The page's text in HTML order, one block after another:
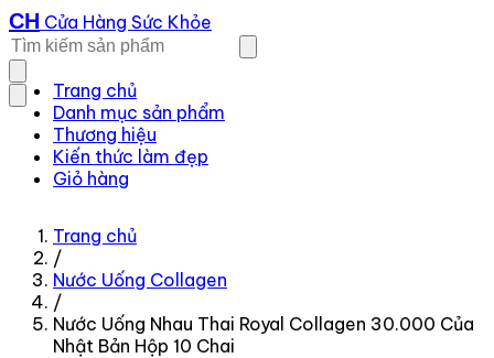
CH Cửa Hàng Sức Khỏe
Trang chủ
Danh mục sản phẩm
Thương hiệu
Kiến thức làm đẹp
Giỏ hàng
Trang chủ
/
Nước Uống Collagen
/
Nước Uống Nhau Thai Royal Collagen 30.000 Của
Nhật Bản Hộp 10 Chai